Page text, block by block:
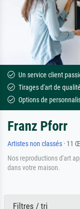
Un service client
Tirages d'art de
Options de
Franz Pforr
Artistes non classés · 11
Nos reproductions d'art
dans votre maison.
Filtres / tri